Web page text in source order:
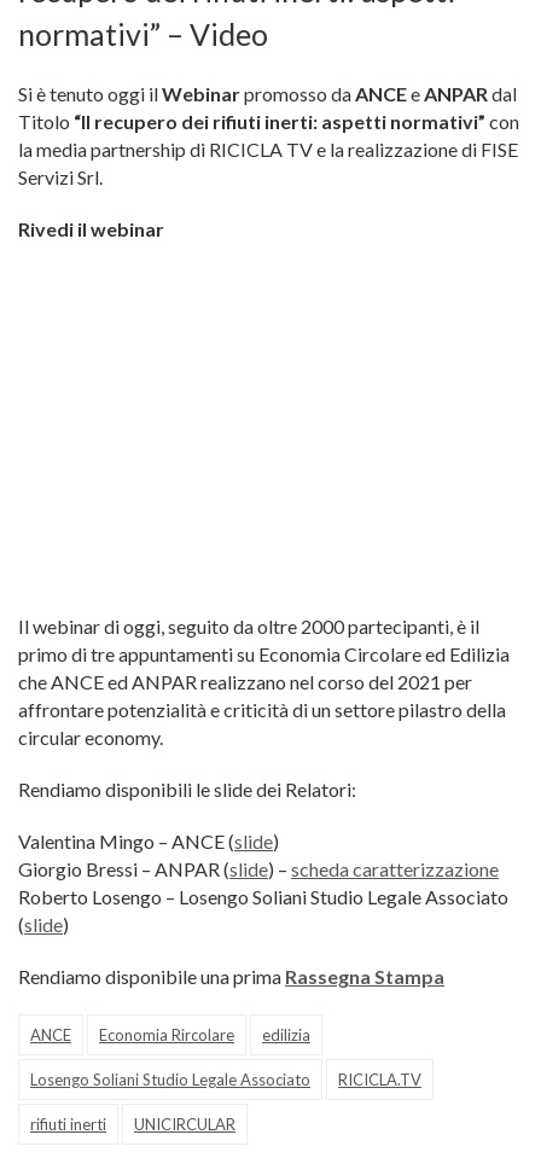
normativi” – Video
Si è tenuto oggi ilWebinarpromosso daANCEeANPARdal
Titolo “Il recupero dei rifiuti inerti: aspetti normativi” con
la media partnership di RICICLA TV e la realizzazione di FISE
Servizi Srl.
Rivedi il webinar
Il webinar di oggi, seguito da oltre 2000 partecipanti, è il
primo di tre appuntamenti su Economia Circolare ed Edilizia
che ANCE ed ANPAR realizzano nel corso del 2021 per
affrontare potenzialità e criticità di un settore pilastro della
circular economy.
Rendiamo disponibili le slide dei Relatori:
Valentina Mingo – ANCE (slide)
Giorgio Bressi – ANPAR (slide) – scheda caratterizzazione
Roberto Losengo – Losengo Soliani Studio Legale Associato
(slide)
Rendiamo disponibile una prima Rassegna Stampa
ANCE Economia Rircolare edilizia
Losengo Soliani Studio Legale Associato RICICLA.TV
rifiuti inerti UNICIRCULAR